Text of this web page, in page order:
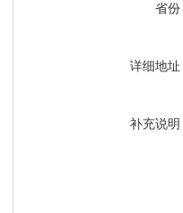
省份
详细地址
补充说明